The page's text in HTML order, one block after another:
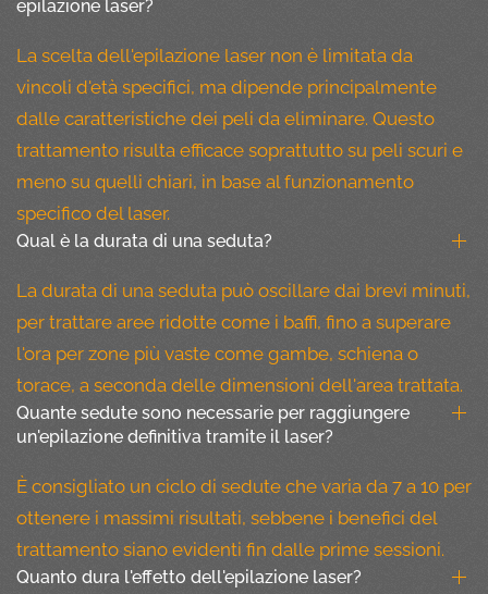
epilazione laser?
La scelta dell'epilazione laser non è limitata da
vincoli d'età specifici, ma dipende principalmente
dalle caratteristiche dei peli da eliminare. Questo
trattamento risulta efficace soprattutto su peli scuri e
meno su quelli chiari, in base al funzionamento
specifico del laser.
Qual è la durata di una seduta?
La durata di una seduta può oscillare dai brevi minuti,
per trattare aree ridotte come i baffi, fino a superare
l'ora per zone più vaste come gambe, schiena o
torace, a seconda delle dimensioni dell'area trattata.
Quante sedute sono necessarie per raggiungere
un'epilazione definitiva tramite il laser?
È consigliato un ciclo di sedute che varia da 7 a 10 per
ottenere i massimi risultati, sebbene i benefici del
trattamento siano evidenti fin dalle prime sessioni.
Quanto dura l'effetto dell'epilazione laser?